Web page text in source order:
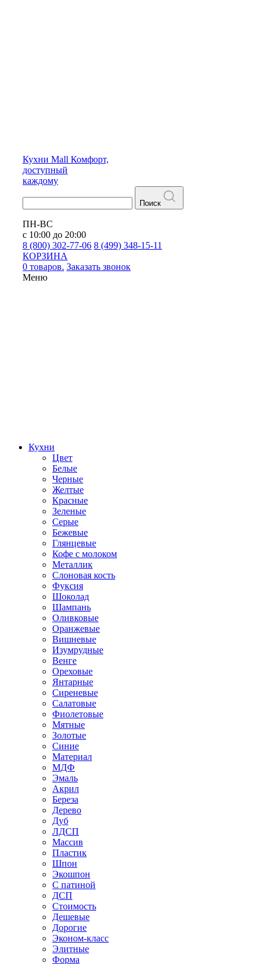
Кухни Mall Комфорт,
доступный
каждому
Поиск
ПН-ВС
с 10:00 до 20:00
8 (800) 302-77-06 8 (499) 348-15-11
КОРЗИНА
0 товаров. Заказать звонок
Меню
Кухни
Цвет
Белые
Черные
Желтые
Красные
Зеленые
Серые
Бежевые
Глянцевые
Кофе с молоком
Металлик
Слоновая кость
Фуксия
Шоколад
Шампань
Оливковые
Оранжевые
Вишневые
Изумрудные
Венге
Ореховые
Янтарные
Сиреневые
Салатовые
Фиолетовые
Мятные
Золотые
Синие
Материал
МДФ
Эмаль
Акрил
Береза
Дерево
Дуб
ЛДСП
Массив
Пластик
Шпон
Экошпон
С патиной
ДСП
Стоимость
Дешевые
Дорогие
Эконом-класс
Элитные
Форма